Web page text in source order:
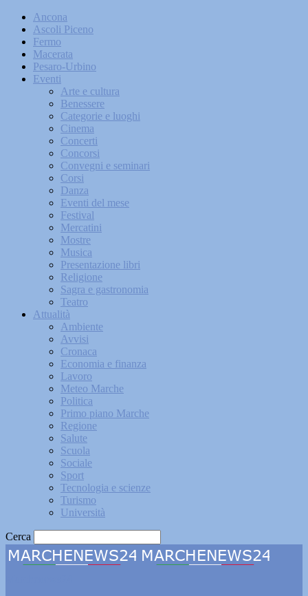
Ancona
Ascoli Piceno
Fermo
Macerata
Pesaro-Urbino
Eventi
Arte e cultura
Benessere
Categorie e luoghi
Cinema
Concerti
Concorsi
Convegni e seminari
Corsi
Danza
Eventi del mese
Festival
Mercatini
Mostre
Musica
Presentazione libri
Religione
Sagra e gastronomia
Teatro
Attualità
Ambiente
Avvisi
Cronaca
Economia e finanza
Lavoro
Meteo Marche
Politica
Primo piano Marche
Regione
Salute
Scuola
Sociale
Sport
Tecnologia e scienze
Turismo
Università
Cerca